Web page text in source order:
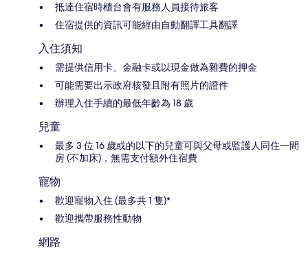
抵達住宿時櫃台會有服務人員接待旅客
住宿提供的資訊可能經由自動翻譯工具翻譯
入住須知
需提供信用卡、金融卡或以現金做為雜費的押金
可能需要出示政府核發且附有照片的證件
辦理入住手續的最低年齡為 18 歲
兒童
最多 3 位 16 歲或的以下的兒童可與父母或監護人同住一間
房 (不加床)，無需支付額外住宿費
寵物
歡迎寵物入住 (最多共 1 隻)*
歡迎攜帶服務性動物
網路